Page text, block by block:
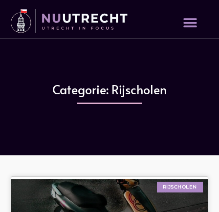
Categorie: Rijscholen
RIJSCHOLEN